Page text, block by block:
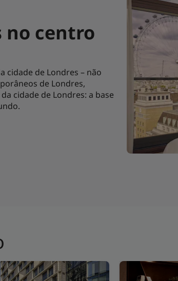
no centro
cidade de Londres – não
de Londres,
cidade de Londres: a base